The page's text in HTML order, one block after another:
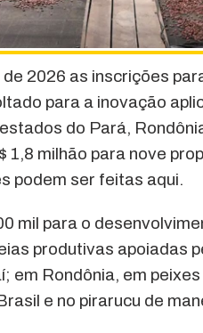
2026 as inscrições
para a inovação
do Pará,
1,8 milhão para nove
podem ser feitas aqui.
mil para o
produtivas apoiadas
em Rondônia, em
e no pirarucu de